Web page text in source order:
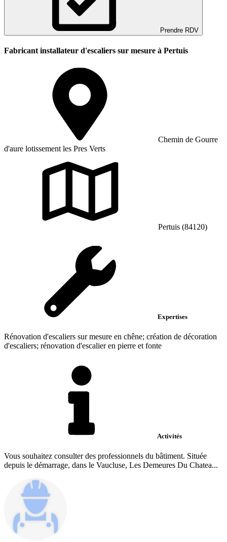
Prendre RDV
Fabricant installateur d'escaliers sur mesure à Pertuis
Chemin de Gourre
d'aure lotissement les Pres Verts
Pertuis (84120)
Expertises
Rénovation d'escaliers sur mesure en chêne; création de décoration
d'escaliers; rénovation d'escalier en pierre et fonte
Activités
Vous souhaitez consulter des professionnels du bâtiment. Située
depuis le démarrage, dans le Vaucluse, Les Demeures Du Chatea...